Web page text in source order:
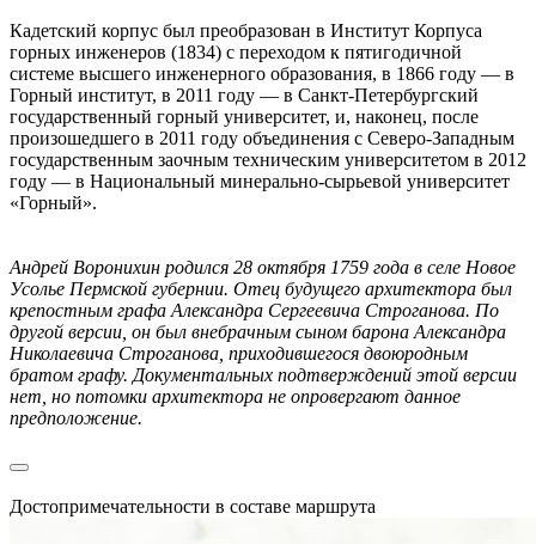
Кадетский корпус был преобразован в Институт Корпуса
горных инженеров (1834) с переходом к пятигодичной
системе высшего инженерного образования, в 1866 году — в
Горный институт, в 2011 году — в Санкт-Петербургский
государственный горный университет, и, наконец, после
произошедшего в 2011 году объединения с Северо-Западным
государственным заочным техническим университетом в 2012
году — в Национальный минерально-сырьевой университет
«Горный».
Андрей Воронихин родился 28 октября 1759 года в селе Новое
Усолье Пермской губернии. Отец будущего архитектора был
крепостным графа Александра Сергеевича Строганова. По
другой версии, он был внебрачным сыном барона Александра
Николаевича Строганова, приходившегося двоюродным
братом графу. Документальных подтверждений этой версии
нет, но потомки архитектора не опровергают данное
предположение.
Достопримечательности в составе маршрута